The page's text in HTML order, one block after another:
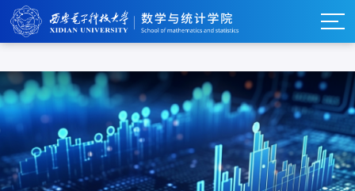
w66利来_w66利来·(集团)官方-首页